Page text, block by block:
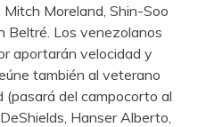
Mitch Moreland, Shin-Soo
Beltré. Los venezolanos
aportarán velocidad y
también al veterano
(pasará del campocorto al
Hanser Alberto,